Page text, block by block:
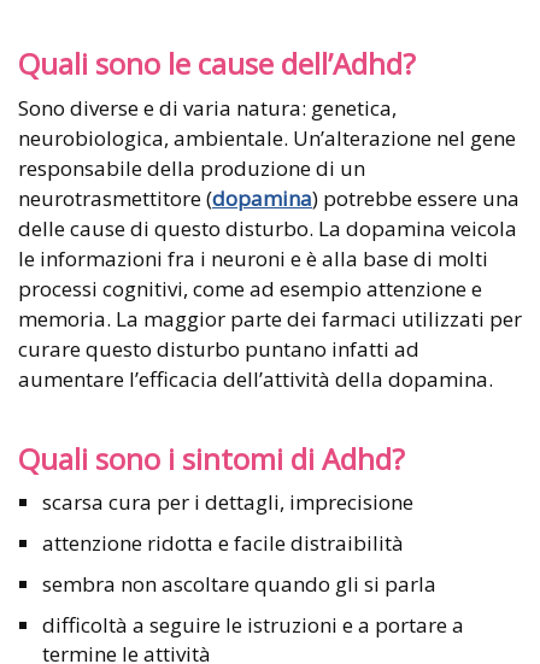
Quali sono le cause dell’Adhd?
Sono diverse e di varia natura: genetica,
neurobiologica, ambientale. Un’alterazione nel gene
responsabile della produzione di un
neurotrasmettitore (dopamina) potrebbe essere una
delle cause di questo disturbo. La dopamina veicola
le informazioni fra i neuroni e è alla base di molti
processi cognitivi, come ad esempio attenzione e
memoria. La maggior parte dei farmaci utilizzati per
curare questo disturbo puntano infatti ad
aumentare l’efficacia dell’attività della dopamina.
Quali sono i sintomi di Adhd?
scarsa cura per i dettagli, imprecisione
attenzione ridotta e facile distraibilità
sembra non ascoltare quando gli si parla
difficoltà a seguire le istruzioni e a portare a
termine le attività